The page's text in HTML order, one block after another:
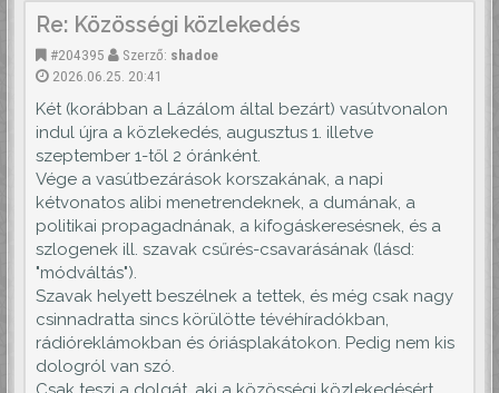
Re: Közösségi közlekedés
#204395 Szerző: shadoe
2026.06.25. 20:41
Két (korábban a Lázálom által bezárt) vasútvonalon
indul újra a közlekedés, augusztus 1. illetve
szeptember 1-től 2 óránként.
Vége a vasútbezárások korszakának, a napi
kétvonatos alibi menetrendeknek, a dumának, a
politikai propagadnának, a kifogáskeresésnek, és a
szlogenek ill. szavak csűrés-csavarásának (lásd:
"módváltás").
Szavak helyett beszélnek a tettek, és még csak nagy
csinnadratta sincs körülötte tévéhíradókban,
rádióreklámokban és óriásplakátokon. Pedig nem kis
dologról van szó.